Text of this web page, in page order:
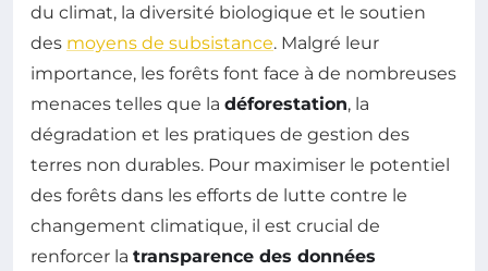
du climat, la diversité biologique et le soutien
des moyens de subsistance. Malgré leur
importance, les forêts font face à de nombreuses
menaces telles que la déforestation, la
dégradation et les pratiques de gestion des
terres non durables. Pour maximiser le potentiel
des forêts dans les efforts de lutte contre le
changement climatique, il est crucial de
renforcer la transparence des données